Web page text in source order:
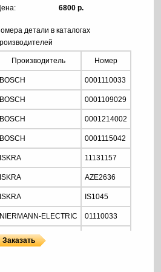
6800 р.
детали в каталогах
Производитель Номер
BOSCH 0001110033
BOSCH 0001109029
BOSCH 0001214002
BOSCH 0001115042
ISKRA 11131157
ISKRA AZE2636
ISKRA IS1045
NIERMANN-ELECTRIC 01110033